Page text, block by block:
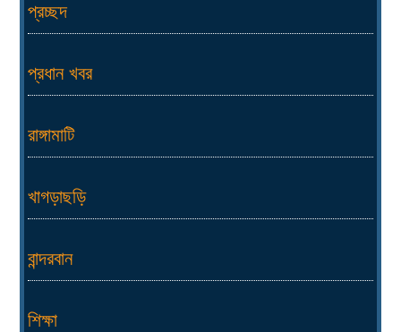
প্রচ্ছদ
প্রধান খবর
রাঙ্গামাটি
খাগড়াছড়ি
বান্দরবান
শিক্ষা